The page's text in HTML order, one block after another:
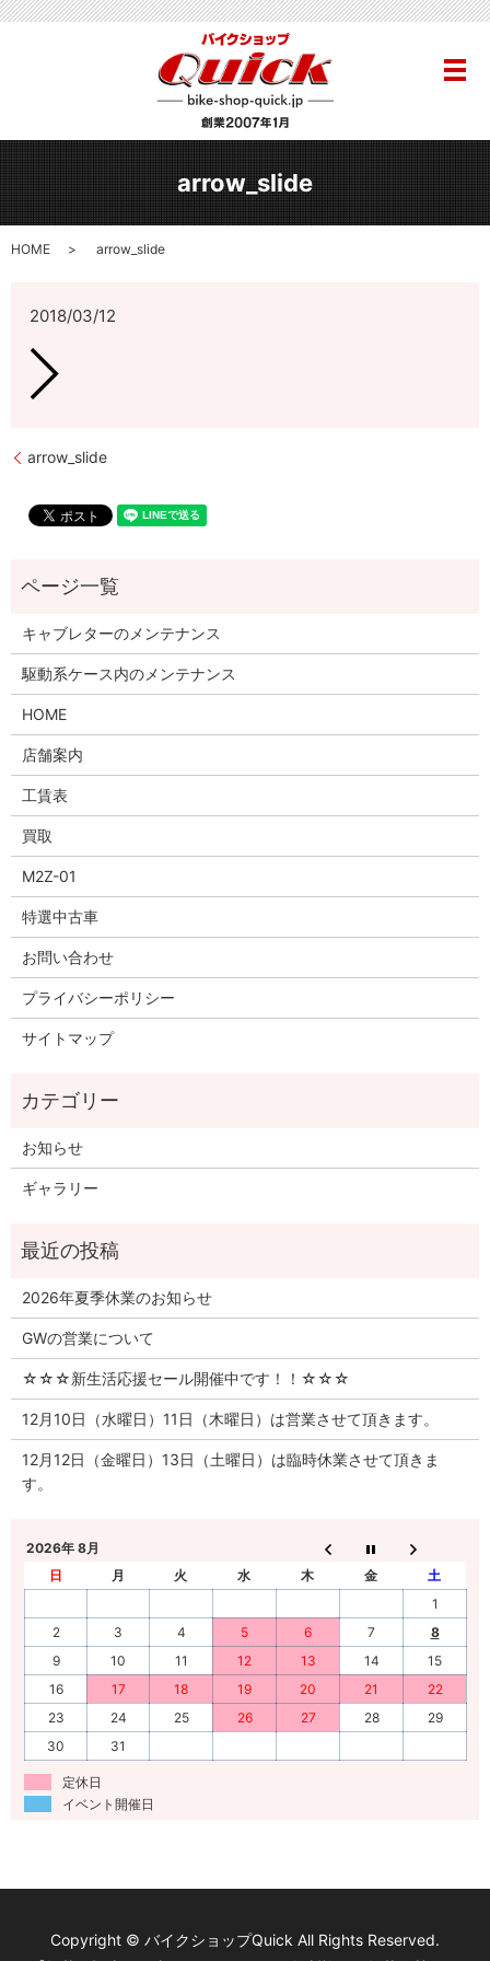
メ
arrow_slide
HOME arrow_slide
2018/03/12
arrow_slide
キャブレターのメンテナンス
駆動系ケース内のメンテナンス
HOME
店舗案内
工賃表
買取
M2Z-01
特選中古車
お問い合わせ
プライバシーポリシー
サイトマップ
お知らせ
ギャラリー
2026年夏季休業のお知らせ
GWの営業について
☆☆☆新生活応援セール開催中です！！☆☆☆
12月10日（水曜日）11日（木曜日）は営業させて頂きます。
12月12日（金曜日）13日（土曜日）は臨時休業させて頂きま
す。
2026年 8月
日
月 火 水 木 金
土
1
2
3 4 5 6 7
8
9
10 11 12 13 14
15
16
17 18 19 20 21
22
23
24 25 26 27 28
29
30
31
定休日
イベント開催日
Copyright © バイクショップQuick All Rights Reserved.